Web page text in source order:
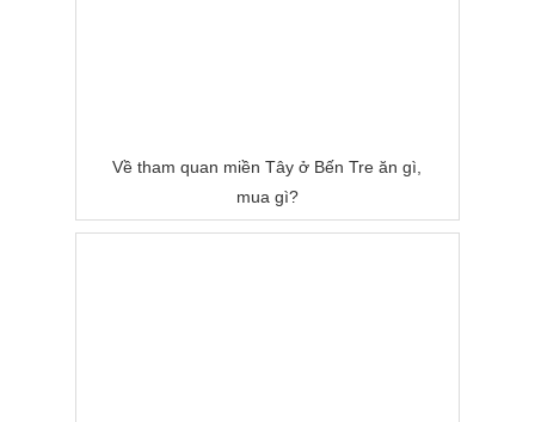
Về tham quan miền Tây ở Bến Tre ăn gì,
mua gì?